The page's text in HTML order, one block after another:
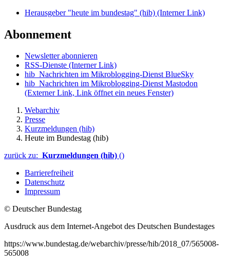
Herausgeber "heute im bundestag" (hib) (Interner Link)
Abonnement
Newsletter abonnieren
RSS-Dienste (Interner Link)
hib_Nachrichten im Mikroblogging-Dienst BlueSky
hib_Nachrichten im Mikroblogging-Dienst Mastodon
(Externer Link, Link öffnet ein neues Fenster)
Webarchiv
Presse
Kurzmeldungen (hib)
Heute im Bundestag (hib)
zurück zu: Kurzmeldungen (hib) ()
Barrierefreiheit
Datenschutz
Impressum
© Deutscher Bundestag
Ausdruck aus dem Internet-Angebot des Deutschen Bundestages
https://www.bundestag.de/webarchiv/presse/hib/2018_07/565008-
565008